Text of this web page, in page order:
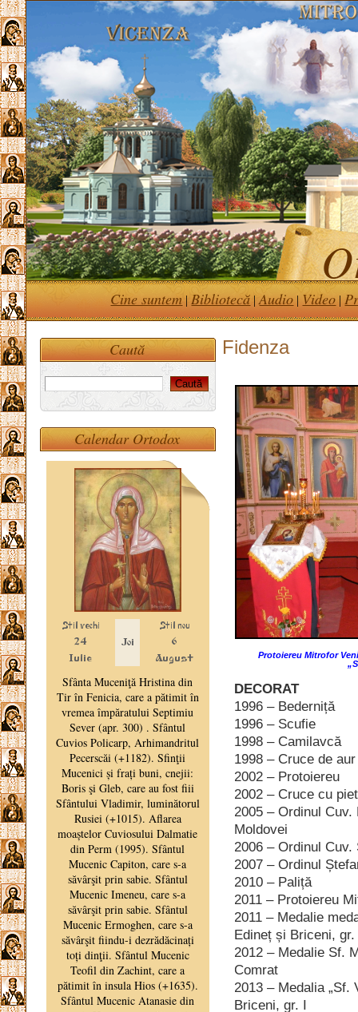
Cine suntem | Bibliotecă |Audio | Video |
Fidenza
Protoiereu Mitrofor
„
DECORAT
1996 – Bederniță
1996 – Scufie
1998 – Camilavcă
1998 – Cruce de aur
2002 – Protoiereu
2002 – Cruce cu
2005 – Ordinul
Moldovei
2006 – Ordinul
2007 – Ordinul
2010 – Paliță
2011 – Protoiereu
2011 – Medalie
Edineț și Briceni,
2012 – Medalie Sf.
Comrat
2013 – Medalia „Sf.
Briceni, gr. I
Caută
Calendar Ortodox